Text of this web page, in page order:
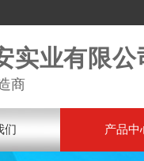
实业有限公
商
们 产品中